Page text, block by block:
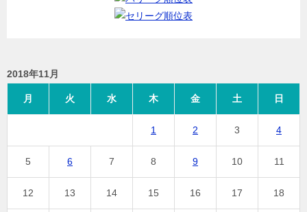
2018年11月
月 火 水 木 金 土 日
1 2 3 4
5 6 7 8 9 10 11
12 13 14 15 16 17 18